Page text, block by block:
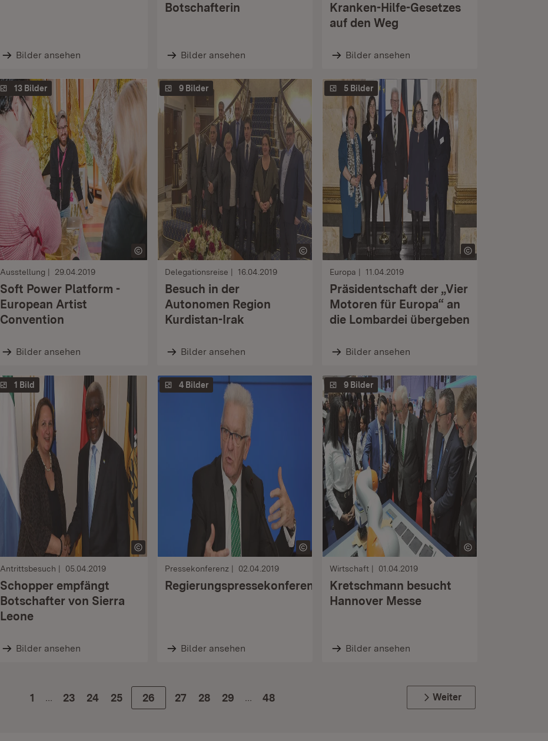
Bilder ansehen
Botschafterin
Bilder ansehen
Kranken-Hilfe-Gesetzes
auf den Weg
Bilder ansehen
13 Bilder
Ausstellung 29.04.2019
Soft Power Platform -
European Artist
Convention
Bilder ansehen
9 Bilder
Delegationsreise 16.04.2019
Besuch in der
Autonomen Region
Kurdistan-Irak
Bilder ansehen
5 Bilder
Europa 11.04.2019
Präsidentschaft der „Vier
Motoren für Europa“ an
die Lombardei übergeben
Bilder ansehen
1 Bild
Antrittsbesuch 05.04.2019
Schopper empfängt
Botschafter von Sierra
Leone
Bilder ansehen
4 Bilder
Pressekonferenz 02.04.2019
Regierungspressekonferenz
Bilder ansehen
9 Bilder
Wirtschaft 01.04.2019
Kretschmann besucht
Hannover Messe
Bilder ansehen
1 Zur Seite
23 Zur Seite
24 Zur Seite
25 Zur Seite
26 Zur Seite
27 Zur Seite
28 Zur Seite
29 48 Weiter